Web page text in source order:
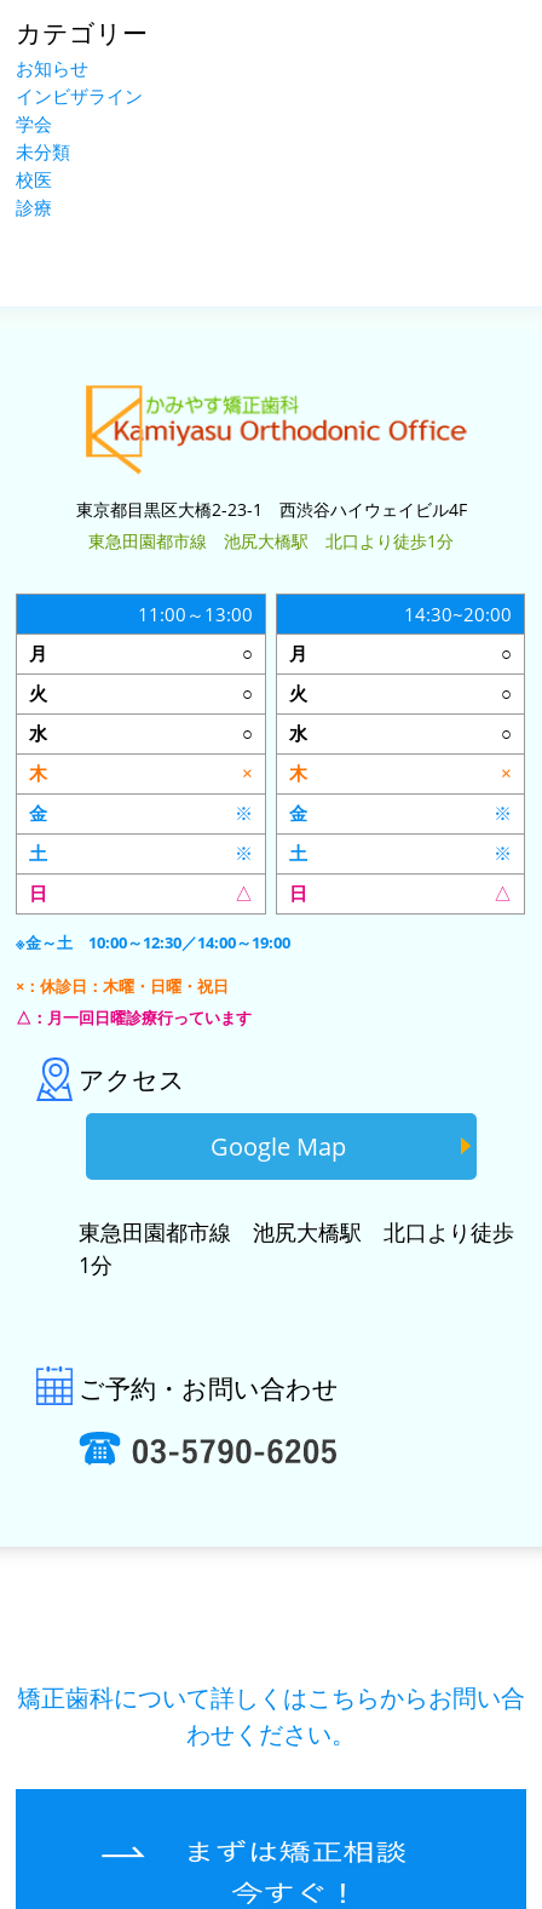
カテゴリー
お知らせ
インビザライン
学会
未分類
校医
診療
東京都目黒区大橋2-23-1 西渋谷ハイウェイビル4F
東急田園都市線 池尻大橋駅 北口より徒歩1分
11:00～13:00
○
○
○
×
※
※
△
14:30~20:00
○
○
○
×
※
※
△
※金～土 10:00～12:30／14:00～19:00
×：休診日：木曜・日曜・祝日
△：月一回日曜診療行っています
アクセス
Google Map
東急田園都市線 池尻大橋駅 北口より徒歩
1分
ご予約・お問い合わせ
矯正歯科について詳しくはこちらからお問い合
わせください。